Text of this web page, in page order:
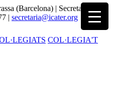
(Barcelona) | Secretaria 93
| secretaria@icater.org
COL·LEGIA'T